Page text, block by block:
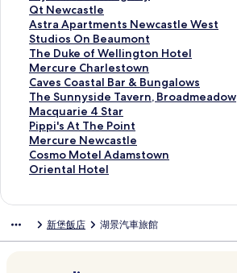
e
l
的
連
結
o
t
e
l
M
o
t
e
l
的
連
結
a
s
t
l
e
B
e
a
c
h
的
連
t
e
l
的
連
結
B
u
d
g
e
t
A
c
c
o
m
m
i
E
x
e
c
u
t
i
v
e
A
p
a
n
s
m
o
n
d
的
連
結
p
a
r
t
m
e
n
t
s
J
e
s
的
n
t
H
o
t
e
l
L
a
k
e
M
a
t
a
r
A
p
a
r
t
m
e
n
t
結
c
a
s
t
l
e
M
o
t
e
l
的
l
m
V
a
l
l
e
y
M
o
t
e
結
r
y
s
t
a
l
b
r
o
o
k
K
l
Qt Newcastle
Q
t
N
e
w
c
a
s
t
l
e
的
Astra Apartments Newcastle West
A
s
t
r
a
A
p
a
r
t
m
N
Studios On Beaumont
S
t
u
d
i
o
s
O
n
B
m
o
The Duke of Wellington Hotel
T
h
e
D
u
k
e
o
f
i
Mercure Charlestown
M
e
r
c
u
r
e
C
e
Caves Coastal Bar & Bungalows
C
a
v
e
s
C
o
l
The Sunnyside Tavern, Broadmeadow
T
h
e
S
u
n
d
Macquarie 4 Star
M
a
c
q
u
4
Pippi's At The Point
P
i
p
p
t
Mercure Newcastle
M
e
r
N
Cosmo Motel Adamstown
C
o
M
o
Oriental Hotel
O
t
新堡飯店 湖景汽車旅館